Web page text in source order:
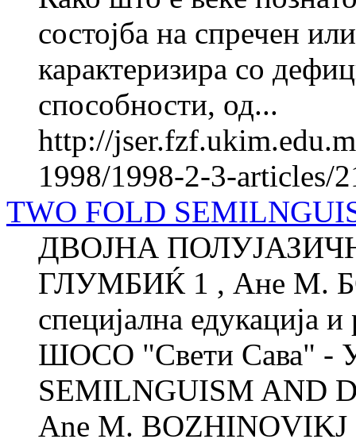
состојба на спречен
карактеризира со
способности, од...
http://
1998/1998-2-3-articles/
TWO FOLD
ДВОЈНА
ГЛУМБИЌ 1 , Ане М.
специјална едукација
ШОСО "Свети Сава" -
SEMILNGUISM AND
Ane M. BOZHINOVIKJ